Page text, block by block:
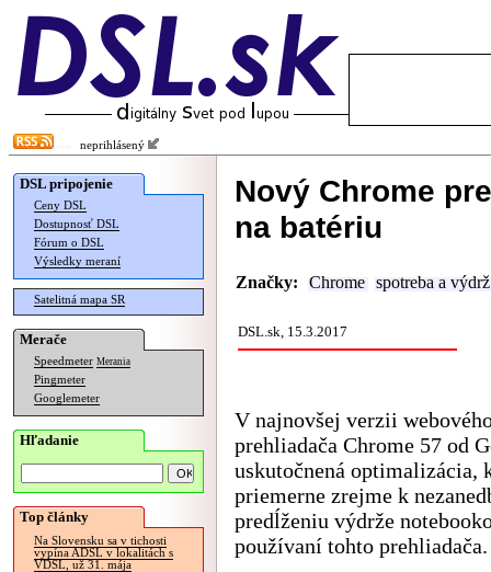
neprihlásený
DSL pripojenie
Ceny DSL
Dostupnosť DSL
Fórum o DSL
Výsledky meraní
Satelitná mapa SR
Merače
Speedmeter Merania
Pingmeter
Googlemeter
Hľadanie
Top články
Na Slovensku sa v tichosti
vypína ADSL v lokalitách s
VDSL, už 31. mája
Nový Chrome
na batériu
Značky: Chrome spotreba a výdrž
DSL.sk, 15.3.2017
V najnovšej verzii
prehliadača Chrome 57 od
uskutočnená optimalizácia,
priemerne zrejme k
predĺženiu výdrže
používaní tohto prehliadača.